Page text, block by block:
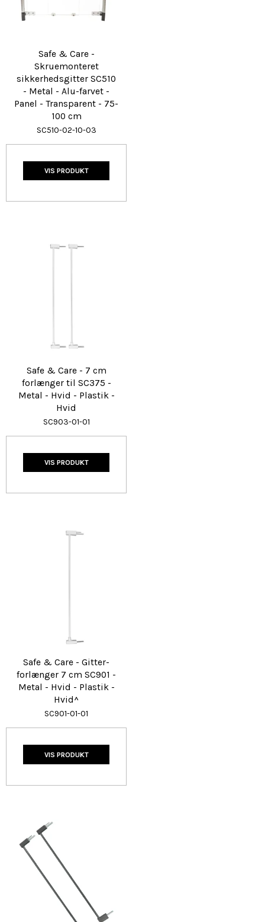
Safe & Care -
Skruemonteret
sikkerhedsgitter SC510
- Metal - Alu-farvet -
Panel - Transparent - 75-
100 cm
SC510-02-10-03
VIS PRODUKT
Safe & Care - 7 cm
forlænger til SC375 -
Metal - Hvid - Plastik -
Hvid
SC903-01-01
VIS PRODUKT
Safe & Care - Gitter-
forlænger 7 cm SC901 -
Metal - Hvid - Plastik -
Hvid^
SC901-01-01
VIS PRODUKT